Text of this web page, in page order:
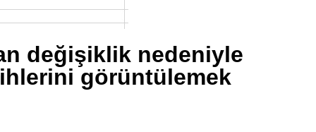
değişiklik nedeniyle
görüntülemek